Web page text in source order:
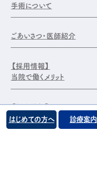
手術について
ごあいさつ・医師紹介
【採用情報】
当院で働くメリット
【採用情報】
エントリー・お問合せ
はじめての方へ 診療案内